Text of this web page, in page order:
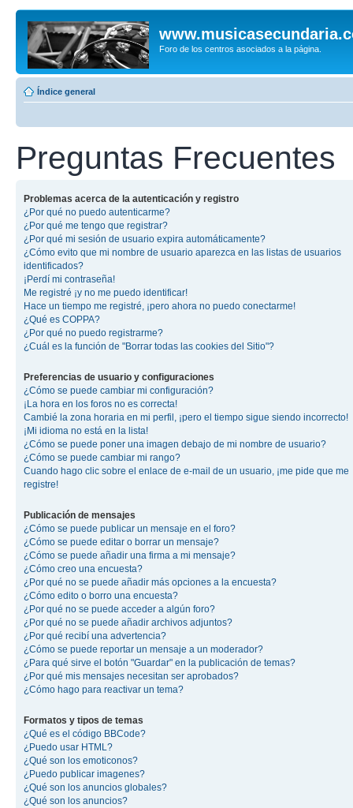
Foro de los centros asociados a la página.
Índice general
Preguntas Frecuentes
Problemas acerca de la autenticación y registro
¿Por qué no puedo autenticarme?
¿Por qué me tengo que registrar?
¿Por qué mi sesión de usuario expira automáticamente?
¿Cómo evito que mi nombre de usuario aparezca en las listas de usuarios
identificados?
¡Perdí mi contraseña!
Me registré ¡y no me puedo identificar!
Hace un tiempo me registré, ¡pero ahora no puedo conectarme!
¿Qué es COPPA?
¿Por qué no puedo registrarme?
¿Cuál es la función de "Borrar todas las cookies del Sitio"?
Preferencias de usuario y configuraciones
¿Cómo se puede cambiar mi configuración?
¡La hora en los foros no es correcta!
Cambié la zona horaria en mi perfil, ¡pero el tiempo sigue siendo incorrecto!
¡Mi idioma no está en la lista!
¿Cómo se puede poner una imagen debajo de mi nombre de usuario?
¿Cómo se puede cambiar mi rango?
Cuando hago clic sobre el enlace de e-mail de un usuario, ¡me pide que me
registre!
Publicación de mensajes
¿Cómo se puede publicar un mensaje en el foro?
¿Cómo se puede editar o borrar un mensaje?
¿Cómo se puede añadir una firma a mi mensaje?
¿Cómo creo una encuesta?
¿Por qué no se puede añadir más opciones a la encuesta?
¿Cómo edito o borro una encuesta?
¿Por qué no se puede acceder a algún foro?
¿Por qué no se puede añadir archivos adjuntos?
¿Por qué recibí una advertencia?
¿Cómo se puede reportar un mensaje a un moderador?
¿Para qué sirve el botón "Guardar" en la publicación de temas?
¿Por qué mis mensajes necesitan ser aprobados?
¿Cómo hago para reactivar un tema?
Formatos y tipos de temas
¿Qué es el código BBCode?
¿Puedo usar HTML?
¿Qué son los emoticonos?
¿Puedo publicar imagenes?
¿Qué son los anuncios globales?
¿Qué son los anuncios?